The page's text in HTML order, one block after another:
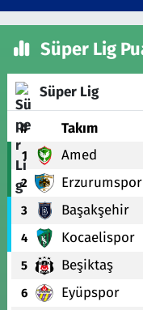
Süper Lig
Süper Lig
# Takım
1 Amed
2 Erzurumspor
3 Başakşehir
4 Kocaelispor
5 Beşiktaş
6 Eyüpspor